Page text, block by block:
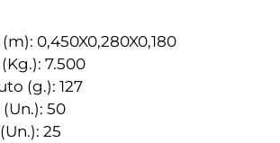
0,450X0,280X0,180
7.500
(g.): 127
50
25